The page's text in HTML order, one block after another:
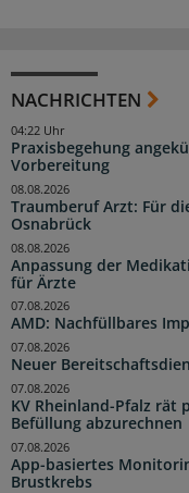
NACHRICHTEN
Praxisbegehung
Vorbereitung
04:22 Uhr
Traumberuf Arzt: Für
Osnabrück
08.08.2026
Anpassung der
für Ärzte
08.08.2026
AMD: Nachfüllbares
07.08.2026
Neuer
07.08.2026
KV Rheinland-Pfalz rät
Befüllung abzurechnen
07.08.2026
App-basiertes
Brustkrebs
07.08.2026